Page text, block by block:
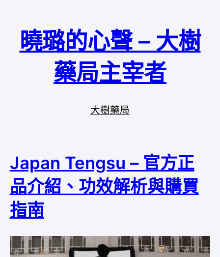
曉璐的心聲 – 大樹
藥局主宰者
大樹藥局
Japan Tengsu – 官方正
品介紹、功效解析與購買
指南